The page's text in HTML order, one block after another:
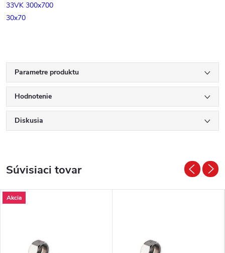
33VK 300x700
30x70
Parametre produktu
Hodnotenie
Diskusia
Súvisiaci tovar
Akcia